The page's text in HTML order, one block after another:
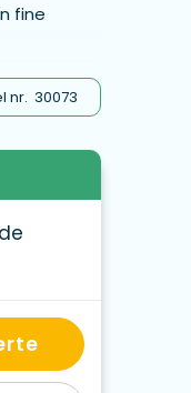
fine
nr. 30073